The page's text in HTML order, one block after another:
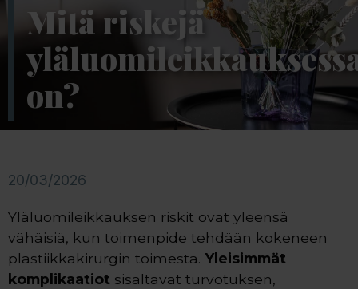
Mitä riskejä
on?
20/03/2026
Yläluomileikkauksen riskit ovat yleensä
vähäisiä, kun toimenpide tehdään kokeneen
plastiikkakirurgin toimesta. Yleisimmät
komplikaatiot sisältävät turvotuksen,